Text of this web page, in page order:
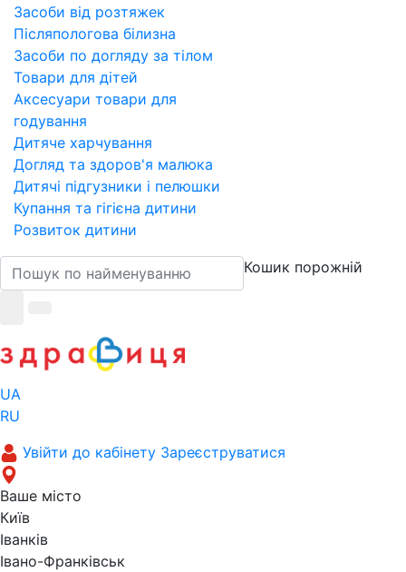
Засоби від розтяжек
Післяпологова білизна
Засоби по догляду за тілом
Товари для дітей
Аксесуари товари для
годування
Дитяче харчування
Догляд та здоров'я малюка
Дитячі підгузники і пелюшки
Купання та гігієна дитини
Розвиток дитини
Кошик порожній
UA
RU
Увійти до кабінету Зареєструватися
Ваше місто
Київ
Іванків
Івано-Франківськ